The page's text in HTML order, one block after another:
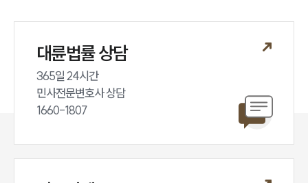
대륜법률 상담
365일 24시간
민사전문변호사 상담
1660-1807